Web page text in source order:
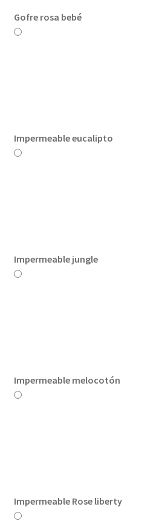
Gofre rosa bebé
Impermeable eucalipto
Impermeable jungle
Impermeable melocotón
Impermeable Rose liberty